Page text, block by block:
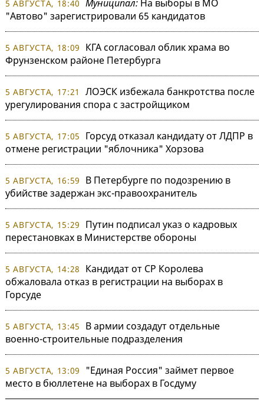
5 АВГУСТА, 18:40 Муниципал: На выборы в МО
"Автово" зарегистрировали 65 кандидатов
5 АВГУСТА, 18:09
КГА согласовал облик храма во
Фрунзенском районе Петербурга
5 АВГУСТА, 17:21
ЛОЭСК избежала банкротства после
урегулирования спора с застройщиком
5 АВГУСТА, 17:05
Горсуд отказал кандидату от ЛДПР в
отмене регистрации "яблочника" Хорзова
5 АВГУСТА, 16:59
В Петербурге по подозрению в
убийстве задержан экс-правоохранитель
5 АВГУСТА, 15:29
Путин подписал указ о кадровых
перестановках в Министерстве обороны
5 АВГУСТА, 14:28
Кандидат от СР Королева
обжаловала отказ в регистрации на выборах в
Горсуде
5 АВГУСТА, 13:45
В армии создадут отдельные
военно-строительные подразделения
5 АВГУСТА, 13:09
"Единая Россия" займет первое
место в бюллетене на выборах в Госдуму